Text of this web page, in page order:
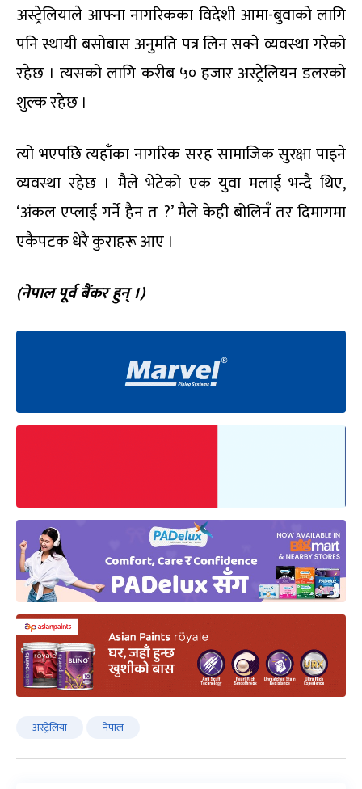
अस्ट्रेलियाले आफ्ना नागरिकका विदेशी आमा-बुवाको लागि
पनि स्थायी बसोबास अनुमति पत्र लिन सक्ने व्यवस्था गरेको
रहेछ । त्यसको लागि करीब ५० हजार अस्ट्रेलियन डलरको
शुल्क रहेछ ।
त्यो भएपछि त्यहाँका नागरिक सरह सामाजिक सुरक्षा पाइने
व्यवस्था रहेछ । मैले भेटेको एक युवा मलाई भन्दै थिए,
‘अंकल एप्लाई गर्ने हैन त ?’ मैले केही बोलिनँ तर दिमागमा
एकैपटक धेरै कुराहरू आए ।
(नेपाल पूर्व बैंकर हुन् ।)
अस्ट्रेलिया नेपाल